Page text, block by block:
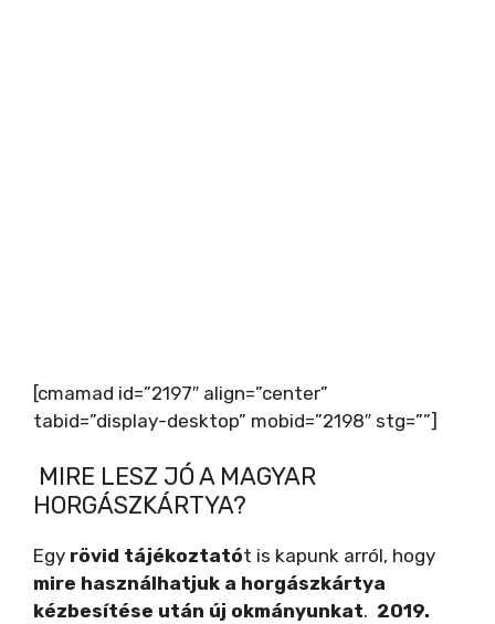
[cmamad id=”2197″ align=”center”
tabid=”display-desktop” mobid=”2198″ stg=””]
MIRE LESZ JÓ A MAGYAR
HORGÁSZKÁRTYA?
Egy rövid tájékoztatót is kapunk arról, hogy
mire használhatjuk a horgászkártya
kézbesítése után új okmányunkat. 2019.